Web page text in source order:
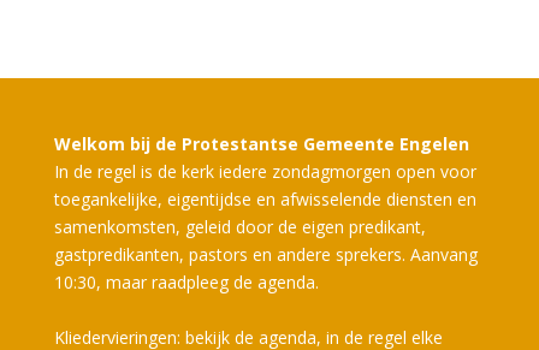
Welkom bij de Protestantse Gemeente Engelen
In de regel is de kerk iedere zondagmorgen open voor
toegankelijke, eigentijdse en afwisselende diensten en
samenkomsten, geleid door de eigen predikant,
gastpredikanten, pastors en andere sprekers. Aanvang
10:30, maar raadpleeg de agenda.
Kliedervieringen: bekijk de agenda, in de regel elke